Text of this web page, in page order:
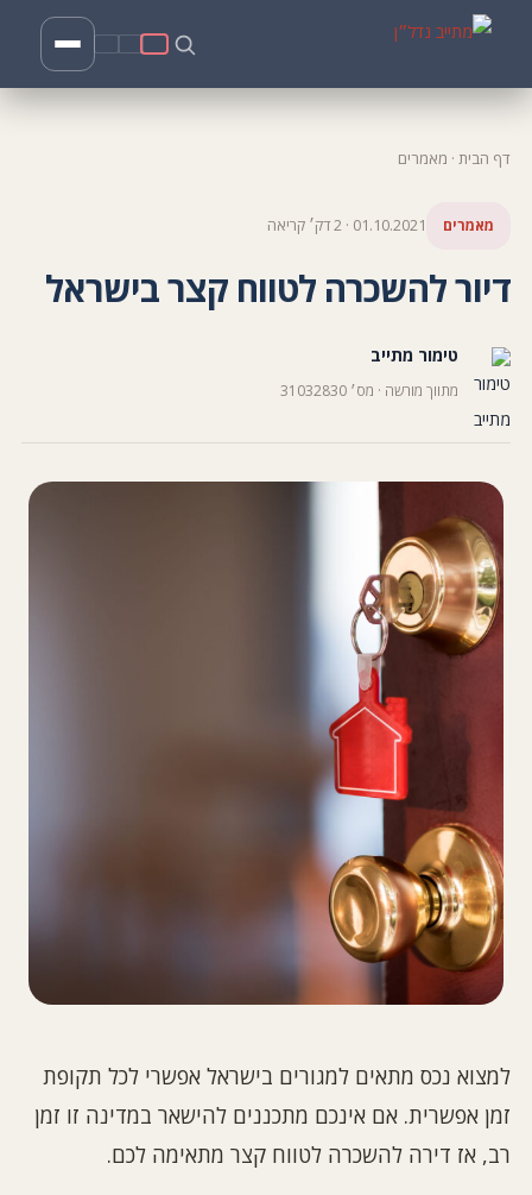
דף הבית · מאמרים
מאמרים 01.10.2021 · 2 דק׳ קריאה
דיור להשכרה לטווח קצר בישראל
טימור מתייב
מתווך מורשה · מס׳ 31032830
למצוא נכס מתאים למגורים בישראל אפשרי לכל תקופת
זמן אפשרית. אם אינכם מתכננים להישאר במדינה זו זמן
רב, אז דירה להשכרה לטווח קצר מתאימה לכם.